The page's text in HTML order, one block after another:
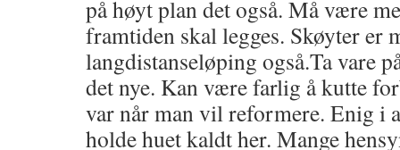
på høyt plan det også. Må være
framtiden skal legges. Skøyter er
langdistanseløping også.Ta vare
det nye. Kan være farlig å kutte
var når man vil reformere. Enig i
holde huet kaldt her. Mange